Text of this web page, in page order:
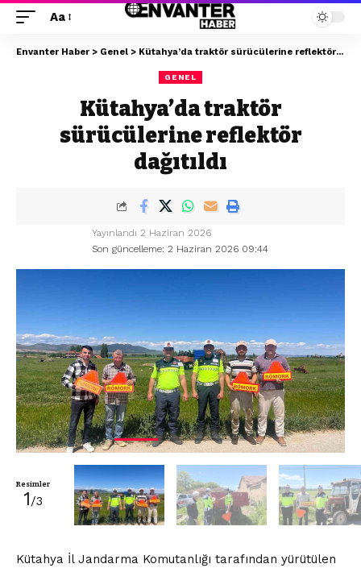
Aa
Envanter Haber > Genel > Kütahya’da traktör sürücülerine reflektör dağıtıldı
GENEL
Kütahya’da traktör
sürücülerine reflektör
dağıtıldı
Son güncelleme: 2 Haziran 2026 09:44
Yayınlandı 2 Haziran 2026
Resimler
1/3
Kütahya İl Jandarma Komutanlığı tarafından yürütülen